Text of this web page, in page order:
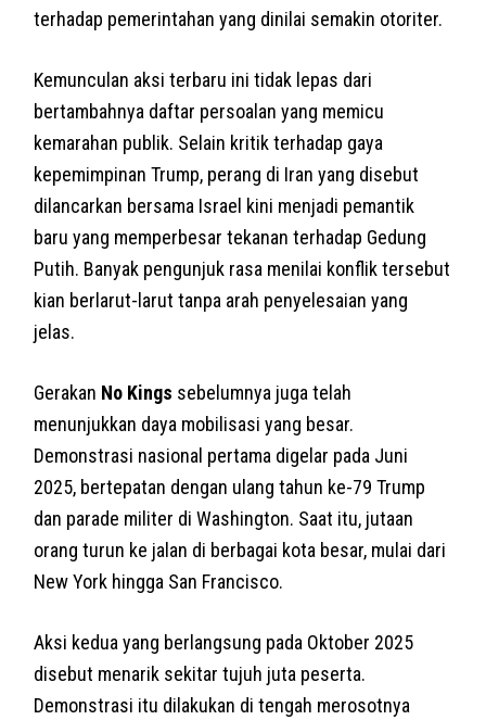
terhadap pemerintahan yang dinilai semakin otoriter.
Kemunculan aksi terbaru ini tidak lepas dari
bertambahnya daftar persoalan yang memicu
kemarahan publik. Selain kritik terhadap gaya
kepemimpinan Trump, perang di Iran yang disebut
dilancarkan bersama Israel kini menjadi pemantik
baru yang memperbesar tekanan terhadap Gedung
Putih. Banyak pengunjuk rasa menilai konflik tersebut
kian berlarut-larut tanpa arah penyelesaian yang
jelas.
Gerakan No Kings sebelumnya juga telah
menunjukkan daya mobilisasi yang besar.
Demonstrasi nasional pertama digelar pada Juni
2025, bertepatan dengan ulang tahun ke-79 Trump
dan parade militer di Washington. Saat itu, jutaan
orang turun ke jalan di berbagai kota besar, mulai dari
New York hingga San Francisco.
Aksi kedua yang berlangsung pada Oktober 2025
disebut menarik sekitar tujuh juta peserta.
Demonstrasi itu dilakukan di tengah merosotnya